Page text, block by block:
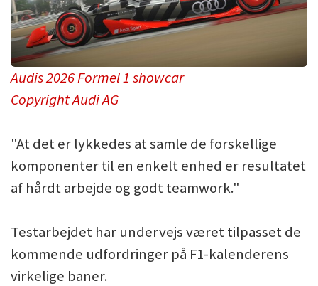
Audis 2026 Formel 1 showcar
Copyright Audi AG
"At det er lykkedes at samle de forskellige
komponenter til en enkelt enhed er resultatet
af hårdt arbejde og godt teamwork."
Testarbejdet har undervejs været tilpasset de
kommende udfordringer på F1-kalenderens
virkelige baner.